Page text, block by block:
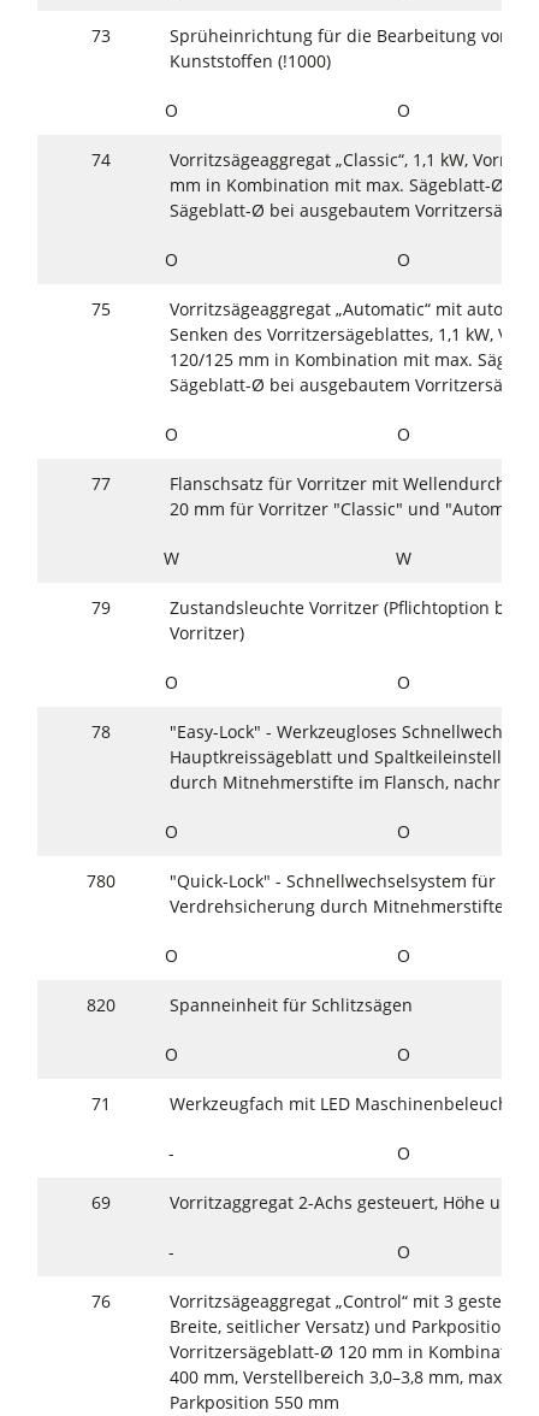
73
Sprüheinrichtung für die Bearbeitung von
Kunststoffen (!1000)
O O
74
Vorritzsägeaggregat „Classic“, 1,1 kW,
mm in Kombination mit max. Sägeblatt-Ø
Sägeblatt-Ø bei ausgebautem
O O
75
Vorritzsägeaggregat „Automatic“ mit
Senken des Vorritzersägeblattes, 1,1 kW,
120/125 mm in Kombination mit max.
Sägeblatt-Ø bei ausgebautem
O O
77
Flanschsatz für Vorritzer mit
20 mm für Vorritzer "Classic" und
W W
79
Zustandsleuchte Vorritzer (Pflichtoption bei
Vorritzer)
O O
78
"Easy-Lock" - Werkzeugloses
Hauptkreissägeblatt und
durch Mitnehmerstifte im Flansch,
O O
780
"Quick-Lock" - Schnellwechselsystem für
Verdrehsicherung durch Mitnehmerstifte im
O O
820 Spanneinheit für Schlitzsägen
O O
71 Werkzeugfach mit LED
- O
69 Vorritzaggregat 2-Achs gesteuert, Höhe und
- O
76
Vorritzsägeaggregat „Control“ mit 3
Breite, seitlicher Versatz) und Parkposition,
Vorritzersägeblatt-Ø 120 mm in
400 mm, Verstellbereich 3,0–3,8 mm, max.
Parkposition 550 mm